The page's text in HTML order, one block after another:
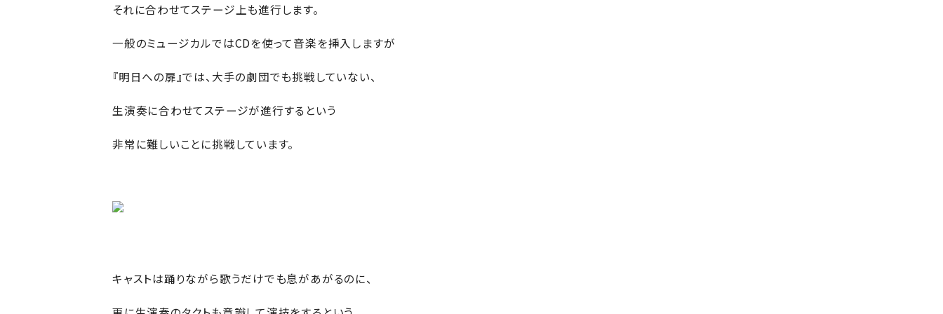
それに合わせてステージ上も進行します。
一般のミュージカルではCDを使って音楽を挿入しますが
『明日への扉』では、大手の劇団でも挑戦していない、
生演奏に合わせてステージが進行するという
非常に難しいことに挑戦しています。
キャストは踊りながら歌うだけでも息があがるのに、